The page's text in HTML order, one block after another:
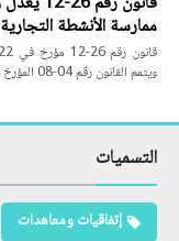
ممارسة الأنشطة التجارية
ويتمم القانون رقم 04-08 المؤرخ في 27 جماد…
التسميات
إتفاقيات ومعاهدات